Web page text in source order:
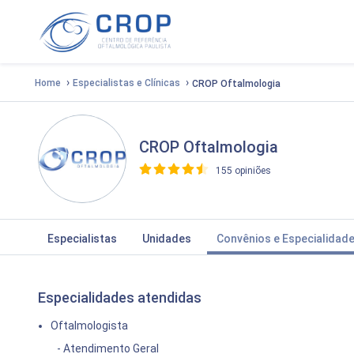
Home › Especialistas e Clínicas › CROP Oftalmologia
CROP Oftalmologia
155 opiniões
Especialistas Unidades Convênios e
Especialidades atendidas
Oftalmologista
- Atendimento Geral